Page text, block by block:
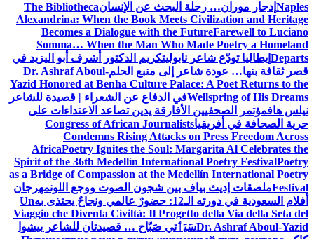
Naples إدجار موران… رحلة البحث عن الإنسانThe Bibliotheca
Alexandrina: When the Book Meets Civilization and Heritage
Becomes a Dialogue with the FutureFarewell to Luciano
Somma… When the Man Who Made Poetry a Homeland
Departs إيطاليا تودّع شاعر نابوليتكريم الدكتور أشرف أبو اليزيد في
قصر ثقافة بنها… عودة شاعر إلى منبع الحلمDr. Ashraf Aboul-
Yazid Honored at Benha Culture Palace: A Poet Returns to the
Wellspring of His Dreamsفي الدفاع عن الشعراء | قصيدة للشاعر
نيلس هافمؤتمر الصحفيين الأفارقة يدين تصاعد الاعتداءات على
حرية الصحافة في أفريقياCongress of African Journalists
Condemns Rising Attacks on Press Freedom Across
AfricaPoetry Ignites the Soul: Margarita Al Celebrates the
Spirit of the 36th Medellín International Poetry FestivalPoetry
as a Bridge of Compassion at the Medellín International Poetry
Festivalملصقات إديث بياف بين شجون الصوت ووجع اللونمهرجان
أفلام السعودية في دورته الـ12: حضورٌ عالمي ونجاحٌ يحتذى به
Un
Viaggio che Diventa Civiltà: Il Progetto della Via della Seta del
Dr. Ashraf Aboul-Yazidسَيَٲتي صَبّاح … قصيدتان للشاعر بيشوا